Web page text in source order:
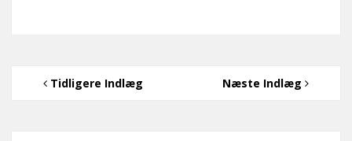
Tidligere Indlæg Næste Indlæg